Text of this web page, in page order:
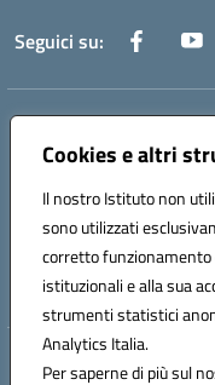
Cookies e altri
Il nostro Istituto non
sono utilizzati
corretto funzionamento
istituzionali e alla sua
strumenti statistici
Analytics Italia.
Per saperne di più sul
Seguici su:
Indirizzo:
Centralino:0885 417864
Codice fiscale:
Codice meccanografico:
Codice Indice delle
Hosting &